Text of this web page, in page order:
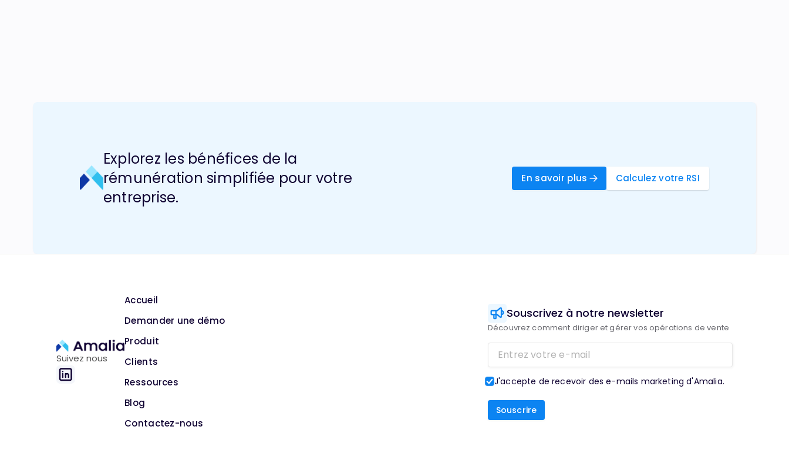
Explorez les bénéfices de la
rémunération simplifiée pour votre
entreprise.
En savoir plus Calculez votre RSI
Suivez nous
Accueil
Demander une démo
Produit
Clients
Ressources
Blog
Contactez-nous
Souscrivez à notre newsletter
Découvrez comment diriger et gérer vos opérations de vente
J'accepte de recevoir des e-mails marketing d'Amalia.